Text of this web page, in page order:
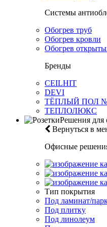
Системы
Обогрев труб
Обогрев кровли
Обогрев
Бренды
CEILHIT
DEVI
ТЁПЛЫЙ ПОЛ
ТЕПЛОЛЮКС
Решения для
Вернуться в
Офисные
Тип покрытия
Под ламинат/
Под плитку
Под линолеум